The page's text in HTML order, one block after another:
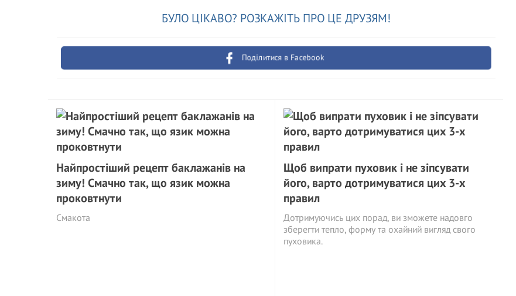
БУЛО ЦІКАВО? РОЗКАЖІТЬ ПРО ЦЕ ДРУЗЯМ!
Поділитися в Facebook
Найпростіший рецепт баклажанів на
зиму! Смачно так, що язик можна
проковтнути
Смакота
Щоб випрати пуховик і не зіпсувати
його, варто дотримуватися цих 3-х
правил
Дотримуючись цих порад, ви зможете надовго
зберегти тепло, форму та охайний вигляд свого
пуховика.